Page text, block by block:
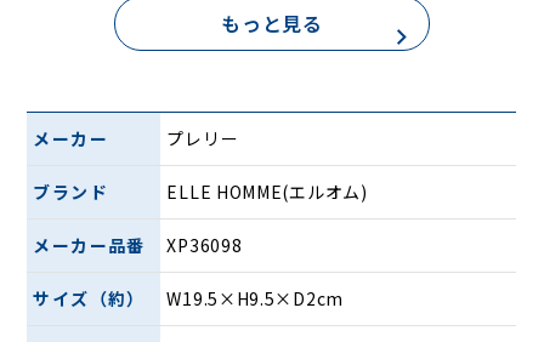
スタイリッシュモードなデザイン。トリコロールカラーから
インスピレーションを受け、フランスブランドの雰囲気、テ
イストを革小物に落とし込んだシリーズです。
した。細かい型押しがシャープでスタイリッシュな雰囲気を
引き出すとともに、傷がつきにくい良さを兼ね備えていま
もっと見る
メーカー プレリー
ブランド ELLE HOMME(エルオム)
メーカー品番 XP36098
サイズ（約） W19.5×H9.5×D2cm